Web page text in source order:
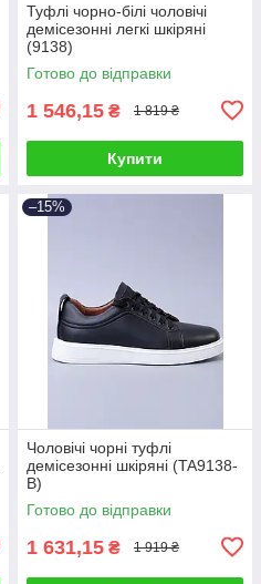
Туфлі чорно-білі чоловічі
демісезонні легкі шкіряні
(9138)
Готово до відправки
1 546,15 ₴ 1 819 ₴
Купити
–15%
Чоловічі чорні туфлі
демісезонні шкіряні (TA9138-
B)
Готово до відправки
1 631,15 ₴ 1 919 ₴